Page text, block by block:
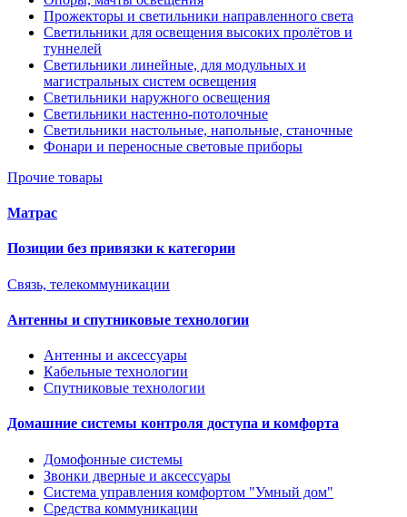
Прожекторы и светильники направленного света
Светильники для освещения высоких пролётов и
туннелей
Светильники линейные, для модульных и
магистральных систем освещения
Светильники наружного освещения
Светильники настенно-потолочные
Светильники настольные, напольные, станочные
Фонари и переносные световые приборы
Прочие товары
Матрас
Позиции без привязки к категории
Связь, телекоммуникации
Антенны и спутниковые технологии
Антенны и аксессуары
Кабельные технологии
Спутниковые технологии
Домашние системы контроля доступа и комфорта
Домофонные системы
Звонки дверные и аксессуары
Система управления комфортом "Умный дом"
Средства коммуникации